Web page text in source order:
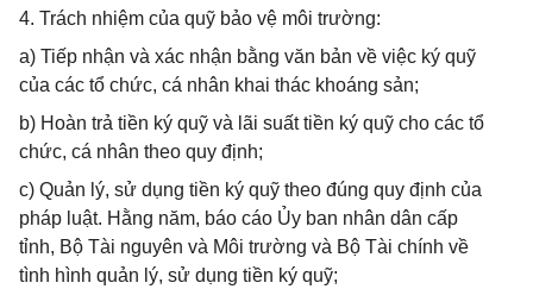
4. Trách nhiệm của quỹ bảo vệ môi trường:
a) Tiếp nhận và xác nhận bằng văn bản về việc ký quỹ
của các tổ chức, cá nhân khai thác khoáng sản;
b) Hoàn trả tiền ký quỹ và lãi suất tiền ký quỹ cho các tổ
chức, cá nhân theo quy định;
c) Quản lý, sử dụng tiền ký quỹ theo đúng quy định của
pháp luật. Hằng năm, báo cáo Ủy ban nhân dân cấp
tỉnh, Bộ Tài nguyên và Môi trường và Bộ Tài chính về
tình hình quản lý, sử dụng tiền ký quỹ;